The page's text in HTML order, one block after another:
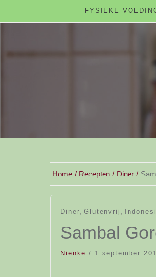
FYSIEKE
Home Recepten Diner
Diner , Glutenvrij ,
Sambal
Nienke / 1 september